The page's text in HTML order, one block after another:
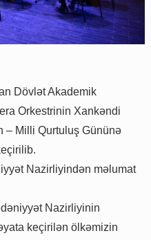
Dövlət Akademik
Orkestrinin Xankəndi
– Milli Qurtuluş Gününə
Nazirliyindən məlumat
Nazirliyinin
keçirilən ölkəmizin